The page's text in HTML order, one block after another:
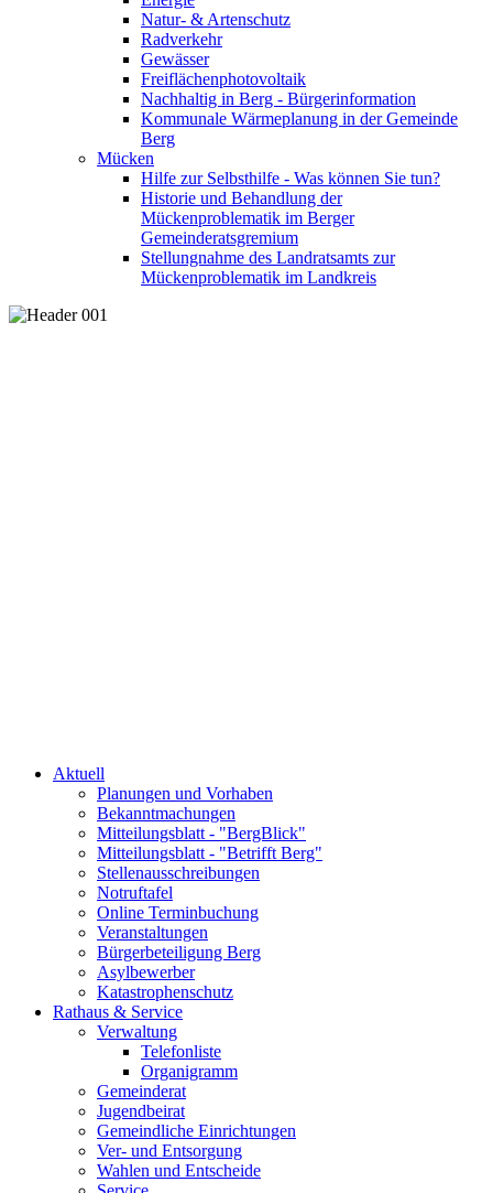
Natur- & Artenschutz
Radverkehr
Gewässer
Freiflächenphotovoltaik
Nachhaltig in Berg - Bürgerinformation
Kommunale Wärmeplanung in der Gemeinde
Berg
Mücken
Hilfe zur Selbsthilfe - Was können Sie tun?
Historie und Behandlung der
Mückenproblematik im Berger
Gemeinderatsgremium
Stellungnahme des Landratsamts zur
Mückenproblematik im Landkreis
Aktuell
Planungen und Vorhaben
Bekanntmachungen
Mitteilungsblatt - "BergBlick"
Mitteilungsblatt - "Betrifft Berg"
Stellenausschreibungen
Notruftafel
Online Terminbuchung
Veranstaltungen
Bürgerbeteiligung Berg
Asylbewerber
Katastrophenschutz
Rathaus & Service
Verwaltung
Telefonliste
Organigramm
Gemeinderat
Jugendbeirat
Gemeindliche Einrichtungen
Ver- und Entsorgung
Wahlen und Entscheide